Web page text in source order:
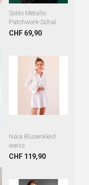
Solito Metallic
Patchwork-Schal
CHF 69,90
Naia Blusenkleid
weiss
CHF 119,90